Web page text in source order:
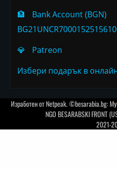
🏦
Bank Account (BGN)
💎
Patreon
Избери подарък в
Изработен отNetpeak. ©besarabia.bg: My
NGO BESARABSKI FRONT
2021-